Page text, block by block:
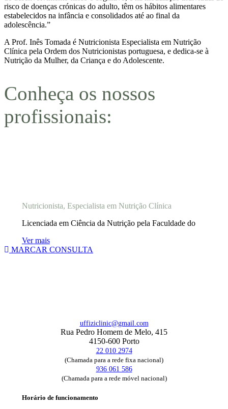
risco de doenças crónicas do adulto, têm os hábitos alimentares
estabelecidos na infância e consolidados até ao final da
adolescência.”
A Prof. Inês Tomada é Nutricionista Especialista em Nutrição
Clínica pela Ordem dos Nutricionistas portuguesa, e dedica-se à
Nutrição da Mulher, da Criança e do Adolescente.
Conheça os nossos
profissionais:
Nutricionista, Especialista em Nutrição Clínica
Licenciada em Ciência da Nutrição pela Faculdade do
Ver mais
MARCAR CONSULTA
uffiziclinic@gmail.com
Rua Pedro Homem de Melo, 415
4150-600 Porto
22 010 2974
(Chamada para a rede fixa nacional)
936 061 586
(Chamada para a rede móvel nacional)
Horário de funcionamento